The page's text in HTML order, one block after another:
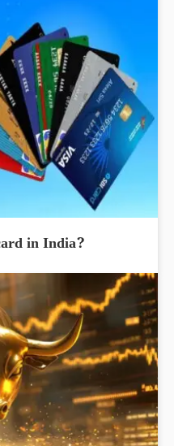
in India?